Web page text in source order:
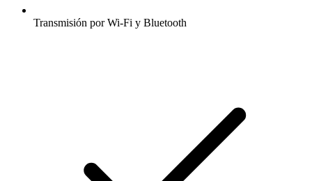
Transmisión por Wi-Fi y Bluetooth